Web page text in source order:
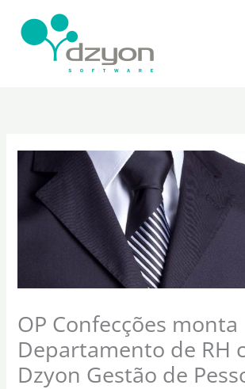
para
OP Confecções monta
Departamento de RH
Dzyon Gestão de